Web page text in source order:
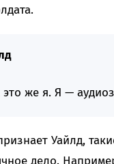
это же я. Я —
Уайлд,
дело.